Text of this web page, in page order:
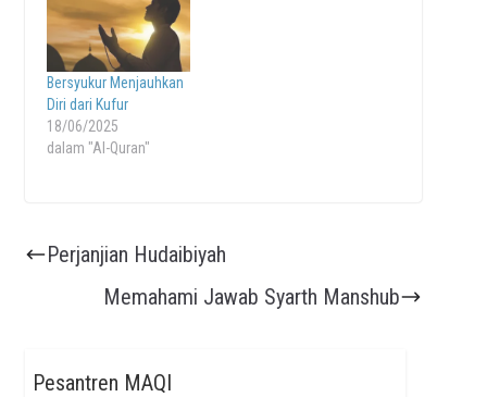
Bersyukur Menjauhkan
Diri dari Kufur
18/06/2025
dalam "Al-Quran"
Perjanjian Hudaibiyah
Memahami Jawab Syarth Manshub
Pesantren MAQI